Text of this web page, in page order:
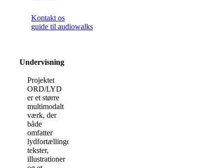
Kontakt os
guide til audiowalks
Undervisning
Projektet
ORD/LYD
er et større
multimodalt
værk, der
både
omfatter
lydfortællinger,
tekster,
illustrationer